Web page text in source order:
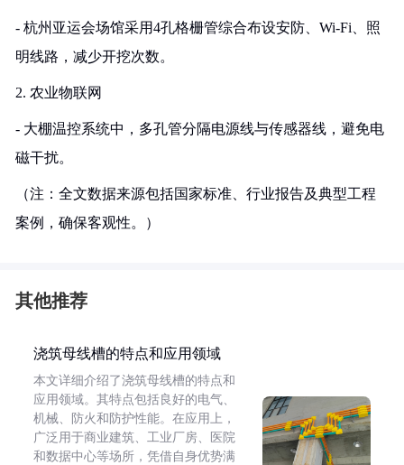
- 杭州亚运会场馆采用4孔格栅管综合布设安防、Wi-Fi、照
明线路，减少开挖次数。
2. 农业物联网
- 大棚温控系统中，多孔管分隔电源线与传感器线，避免电
磁干扰。
（注：全文数据来源包括国家标准、行业报告及典型工程
案例，确保客观性。）
其他推荐
浇筑母线槽的特点和应用领域
本文详细介绍了浇筑母线槽的特点和
应用领域。其特点包括良好的电气、
机械、防火和防护性能。在应用上，
广泛用于商业建筑、工业厂房、医院
和数据中心等场所，凭借自身优势满